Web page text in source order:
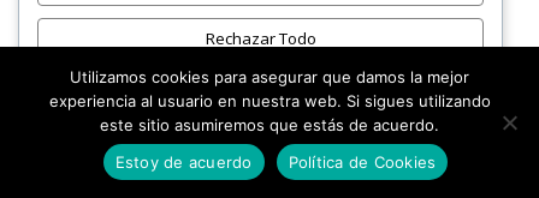
En CLINISAC diseñamos un formato de
afiliaciones, que te permite con una cuota
única de suscripción, ser afiliado titular de
por vida y podrás disfrutar de una serie de
ventajas adicionales.
Rechazar Todo
Aceptar Todo
Desarrollado por
Utilizamos cookies para asegurar que damos la mejor
experiencia al usuario en nuestra web. Si sigues utilizando
este sitio asumiremos que estás de acuerdo.
Estoy de acuerdo
Política de Cookies